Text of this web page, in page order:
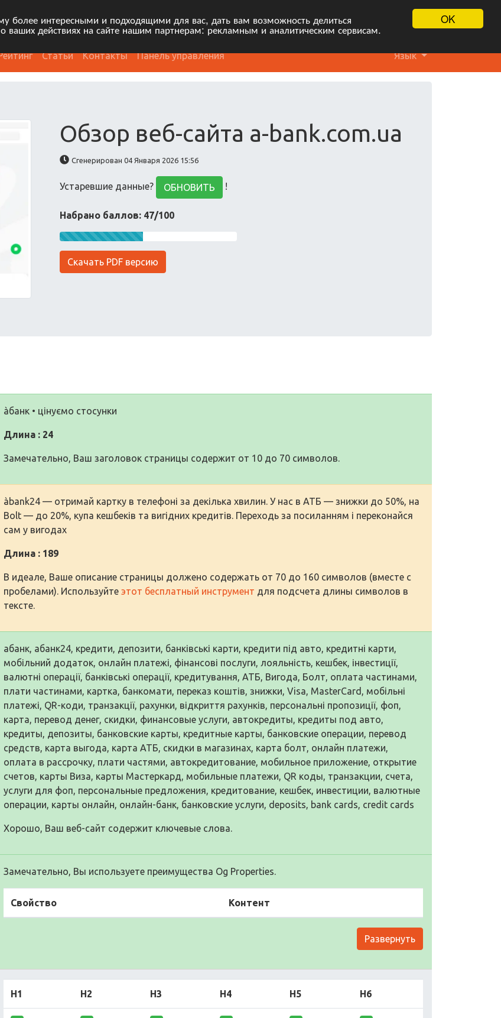
OK
более интересными и подходящими для вас, дать вам возможность делиться
действиях на сайте нашим партнерам: рекламным и аналитическим сервисам.
Статьи Контакты Панель управления Язык
Обзор веб-сайта a-bank.com.ua
Сгенерирован 04 Января 2026 15:56
Устаревшие данные? ОБНОВИТЬ !
Набрано баллов: 47/100
Скачать PDF версию
àбанк • цінуємо стосунки
Длина : 24
Замечательно, Ваш заголовок страницы содержит от 10 до 70 символов.
àbank24 — отримай картку в телефоні за декілька хвилин. У нас в АТБ — знижки до 50%, на
Bolt — до 20%, купа кешбеків та вигідних кредитів. Переходь за посиланням і переконайся
сам у вигодах
Длина : 189
В идеале, Ваше описание страницы должено содержать от 70 до 160 символов (вместе с
пробелами). Используйте этот бесплатный инструмент для подсчета длины символов в
тексте.
абанк, абанк24, кредити, депозити, банківські карти, кредити під авто, кредитні карти,
мобільний додаток, онлайн платежі, фінансові послуги, лояльність, кешбек, інвестиції,
валютні операції, банківські операції, кредитування, АТБ, Вигода, Болт, оплата частинами,
плати частинами, картка, банкомати, переказ коштів, знижки, Visa, MasterCard, мобільні
платежі, QR-коди, транзакції, рахунки, відкриття рахунків, персональні пропозиції, фоп,
карта, перевод денег, скидки, финансовые услуги, автокредиты, кредиты под авто,
кредиты, депозиты, банковские карты, кредитные карты, банковские операции, перевод
средств, карта выгода, карта АТБ, скидки в магазинах, карта болт, онлайн платежи,
оплата в рассрочку, плати частями, автокредитование, мобильное приложение, открытие
счетов, карты Виза, карты Мастеркард, мобильные платежи, QR коды, транзакции, счета,
услуги для фоп, персональные предложения, кредитование, кешбек, инвестиции, валютные
операции, карты онлайн, онлайн-банк, банковские услуги, deposits, bank cards, credit cards
Хорошо, Ваш веб-сайт содержит ключевые слова.
Замечательно, Вы используете преимущества Og Properties.
Свойство Контент
Развернуть
H1 H2 H3 H4 H5 H6